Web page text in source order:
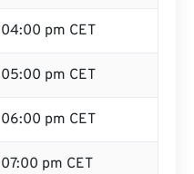
04:00 pm CET
05:00 pm CET
06:00 pm CET
07:00 pm CET